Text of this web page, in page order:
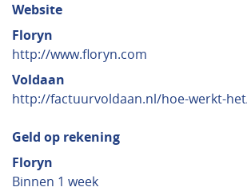
Website
Floryn
http://www.floryn.com
Voldaan
http://factuurvoldaan.nl/hoe-werkt-
Geld op rekening
Floryn
Binnen 1 week